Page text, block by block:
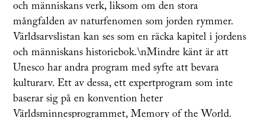
och människans verk, liksom om den stora
mångfalden av naturfenomen som jorden rymmer.
Världsarvslistan kan ses som en räcka kapitel i jordens
och människans historiebok.\nMindre känt är att
Unesco har andra program med syfte att bevara
kulturarv. Ett av dessa, ett expertprogram som inte
baserar sig på en konvention heter
Världsminnesprogrammet, Memory of the World.